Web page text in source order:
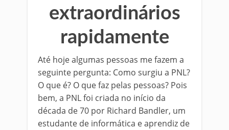
extraordinários
rapidamente
Até hoje algumas pessoas me fazem a
seguinte pergunta: Como surgiu a PNL?
O que é? O que faz pelas pessoas? Pois
bem, a PNL foi criada no início da
década de 70 por Richard Bandler, um
estudante de informática e aprendiz de